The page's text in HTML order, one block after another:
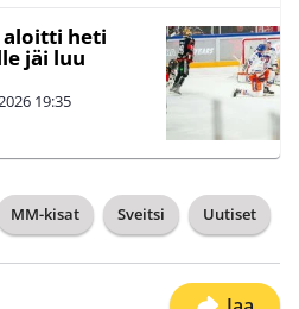
aloitti heti
jäi luu
19:35
MM-kisat Sveitsi Uutiset